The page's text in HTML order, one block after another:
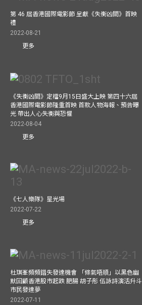
第 46 屆香港國際電影節 呈獻《失衡凶間》首映
禮
2022-08-21
更多
《失衡凶間》定檔9月15日盛大上映 第四十六屆
香港國際電影節隆重首映 首款人物海報、預告曝
光 帶出人心失衡與恐懼
2022-08-04
更多
《七人樂隊》星光場
2022-07-22
更多
杜琪峯頻頻錯失發達機會 「條氣唔順」以黑色幽
默回顧香港股市起跌 肥腸 胡子彤 伍詠詩演活升斗
市民發達夢
2022-07-11